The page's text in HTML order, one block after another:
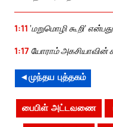
1:11 ‘மறுமொழி கூறி’
1:17 யோராம்
◄முந்தய புத்தகம்
பைபிள் அட்டவணை